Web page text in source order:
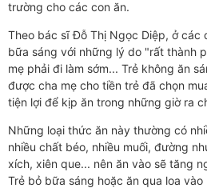
trường cho các con ăn.
Theo bác sĩ Đỗ Thị Ngọc Diệp, ở các
bữa sáng với những lý do "rất thành
mẹ phải đi làm sớm... Trẻ không ăn
được cha mẹ cho tiền trẻ đã chọn
tiện lợi để kịp ăn trong những giờ ra
Những loại thức ăn này thường có
nhiều chất béo, nhiều muối, đường
xích, xiên que... nên ăn vào sẽ tăng
Trẻ bỏ bữa sáng hoặc ăn qua loa